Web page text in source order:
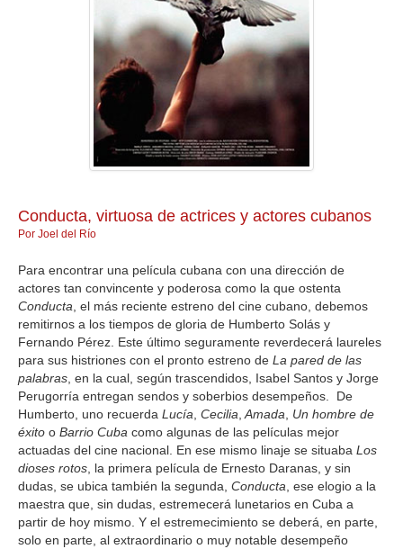
GALERIA
Conducta, virtuosa de actrices y actores cubanos
Por Joel del Río
Para encontrar una película cubana con una dirección de
actores tan convincente y poderosa como la que ostenta
Conducta , el más reciente estreno del cine cubano, debemos
remitirnos a los tiempos de gloria de Humberto Solás y
Fernando Pérez. Este último seguramente reverdecerá laureles
para sus histriones con el pronto estreno de La pared de las
palabras , en la cual, según trascendidos, Isabel Santos y Jorge
Perugorría entregan sendos y soberbios desempeños. De
Humberto, uno recuerda Lucía Cecilia Amada
Un hombre de
éxito o Barrio Cuba como algunas de las películas mejor
actuadas del cine nacional. En ese mismo linaje se situaba Los
dioses rotos , la primera película de Ernesto Daranas, y sin
dudas, se ubica también la segunda, Conducta , ese elogio a la
maestra que, sin dudas, estremecerá lunetarios en Cuba a
partir de hoy mismo. Y el estremecimiento se deberá, en parte,
solo en parte, al extraordinario o muy notable desempeño